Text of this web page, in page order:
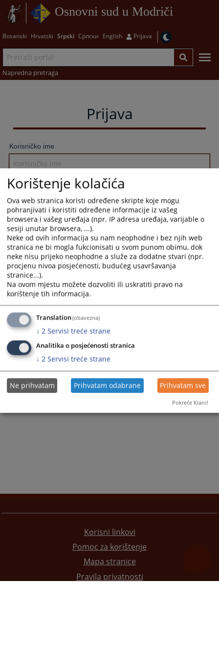
Osnovni sud u Modriči
Bosanski Hrvatski Srpski Српски English Prijava
Napredna pretraga
Prijava
Korisničko ime
Lozinka
Zapamti me
Prijava
Zaboravili ste lozinku?
Želite postati član?
Korisni linkovi
Pomoc za korištenje
Mapa stranice
Pravila privatnosti
Korištenje kolačića
Ova web stranica koristi određene skripte koje mogu
pohranjivati i koristiti određene informacije iz vašeg
browsera i vašeg uređaja (npr. IP adresa uređaja, varijable o
sesiji unutar browsera, ...).
Neke od ovih informacija su nam neophodne i bez njih web
stranica ne bi mogla fukcionisati u svom punom obimu, dok
neke nisu prijeko neophodne a služe za dodatne stvari (npr.
procjenu nivoa posjećenosti, budućeg usavršavanja
stranice...).
Na ovom mjestu možete dozvoliti ili uskratiti pravo na
korištenje tih informacija.
Translation(obavezna)
↓ 2 Servisi treće strane
Analitika o posjećenosti stranica
↓ 2 Servisi treće strane
Ne prihvatam Prihvatam odabrane Prihvatam sve
Pokreće Klaro!